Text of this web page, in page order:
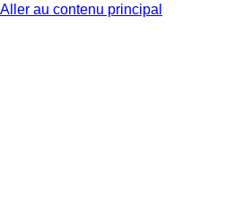
Aller au contenu principal